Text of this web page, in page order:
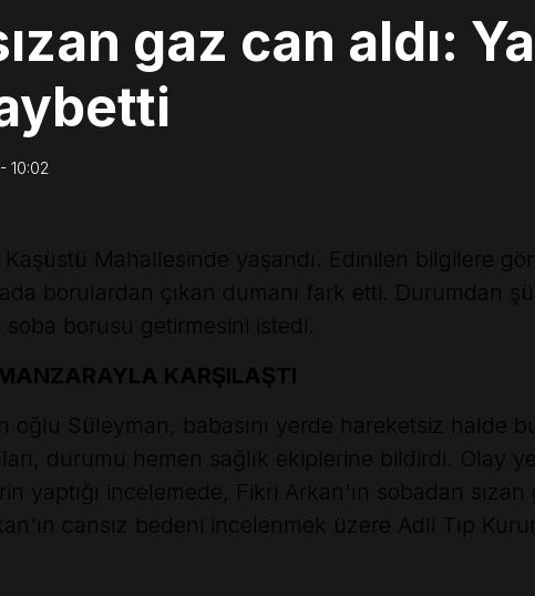
gaz can aldı:
10:02
Kaşüstü Mahallesinde yaşandı. Edinilen bilgilere
borulardan çıkan dumanı fark etti. Durumdan
borusu getirmesini istedi.
KARŞILAŞTI
oğlu Süleyman, babasını yerde hareketsiz halde
durumu hemen sağlık ekiplerine bildirdi. Olay
yaptığı incelemede, Fikri Arkan'ın sobadan sızan
cansız bedeni incelenmek üzere Adli Tıp